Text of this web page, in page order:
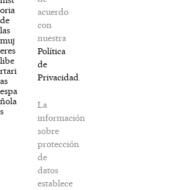
oria
de
las
muj
eres
libe
rtari
as
espa
ñola
s
acuerdo
con
nuestra
Política
de
Privacidad
La
información
sobre
protección
de
datos
establece